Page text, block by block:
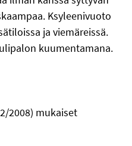
Ksyleenivuoto
ja viemäreissä.
kuumentamana.
2008) mukaiset